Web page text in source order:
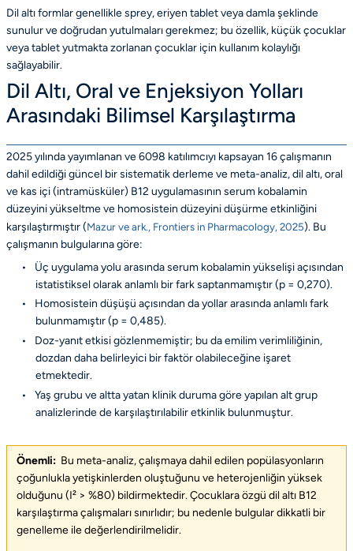
Dil altı formlar genellikle sprey, eriyen tablet veya damla şeklinde
sunulur ve doğrudan yutulmaları gerekmez; bu özellik, küçük çocuklar
veya tablet yutmakta zorlanan çocuklar için kullanım kolaylığı
sağlayabilir.
Dil Altı, Oral ve Enjeksiyon Yolları
Arasındaki Bilimsel Karşılaştırma
2025 yılında yayımlanan ve 6098 katılımcıyı kapsayan 16 çalışmanın
dahil edildiği güncel bir sistematik derleme ve meta-analiz, dil altı, oral
ve kas içi (intramüsküler) B12 uygulamasının serum kobalamin
düzeyini yükseltme ve homosistein düzeyini düşürme etkinliğini
karşılaştırmıştır (Mazur ve ark., Frontiers in Pharmacology, 2025). Bu
çalışmanın bulgularına göre:
•
Üç uygulama yolu arasında serum kobalamin yükselişi açısından
istatistiksel olarak anlamlı bir fark saptanmamıştır (p = 0,270).
•
Homosistein düşüşü açısından da yollar arasında anlamlı fark
bulunmamıştır (p = 0,485).
•
Doz-yanıt etkisi gözlenmemiştir; bu da emilim verimliliğinin,
dozdan daha belirleyici bir faktör olabileceğine işaret
etmektedir.
•
Yaş grubu ve altta yatan klinik duruma göre yapılan alt grup
analizlerinde de karşılaştırılabilir etkinlik bulunmuştur.
Önemli: Bu meta-analiz, çalışmaya dahil edilen popülasyonların
çoğunlukla yetişkinlerden oluştuğunu ve heterojenliğin yüksek
olduğunu (I² > %80) bildirmektedir. Çocuklara özgü dil altı B12
karşılaştırma çalışmaları sınırlıdır; bu nedenle bulgular dikkatli bir
genelleme ile değerlendirilmelidir.